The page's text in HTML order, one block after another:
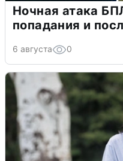
Ночная атака
попадания и
6 августа 0